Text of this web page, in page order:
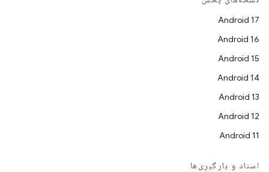
Android 17
Android 16
Android 15
Android 14
Android 13
Android 12
Android 11
اسناد و بارگیری‌ها